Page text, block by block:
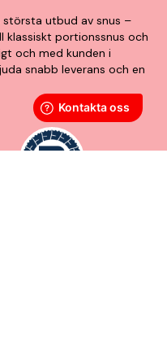
största utbud av snus –
portionssnus och
och med kunden i
snabb leverans och en